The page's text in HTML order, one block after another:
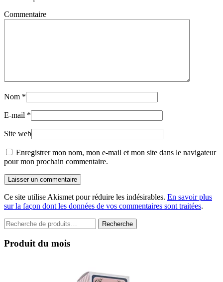
Commentaire
Nom *
E-mail *
Site web
Enregistrer mon nom, mon e-mail et mon site dans le navigateur
pour mon prochain commentaire.
Laisser un commentaire
Ce site utilise Akismet pour réduire les indésirables. En savoir plus
sur la façon dont les données de vos commentaires sont traitées.
Recherche
pour :
Recherche
Produit du mois